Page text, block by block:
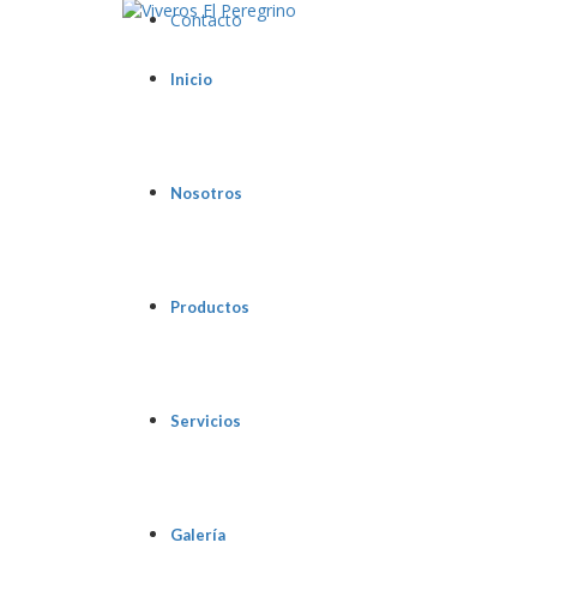
Contacto
Inicio
Nosotros
Productos
Servicios
Galería